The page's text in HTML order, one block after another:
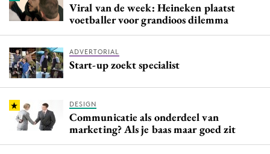
Viral van de week: Heineken plaatst
voetballer voor grandioos dilemma
ADVERTORIAL
Start-up zoekt specialist
DESIGN
Communicatie als onderdeel van
marketing? Als je baas maar goed zit